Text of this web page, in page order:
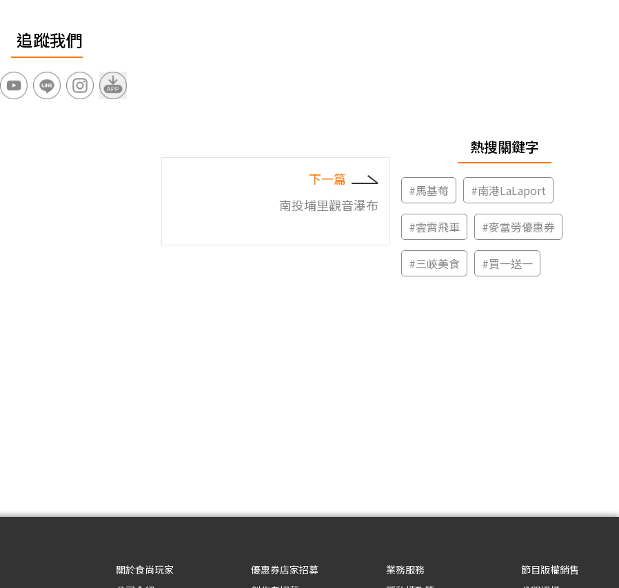
追蹤我們
下一篇
南投埔里觀音瀑布
熱搜關鍵字
#馬基莓 #南港LaLaport
#雲霄飛車 #麥當勞優惠券
#三峽美食 #買一送一
關於食尚玩家
優惠券店家招募
業務服務
節目版權銷售